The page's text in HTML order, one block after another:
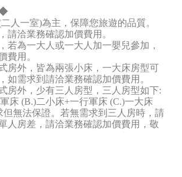
◆
人一室)為主，保障您旅遊的品質。
請洽業務確認加價費用。
若為一大人或一大人加一嬰兒參加，
費用。
房外，皆為兩張小床，一大床房型可
如需求到請洽業務確認加價費用。
房外，少有三人房型，三人房型如下:
床 (B.)二小床+一行軍床 (C.)一大床
但無法保證。若無需求到三人房時，請
人房差，請洽業務確認加價費用，敬